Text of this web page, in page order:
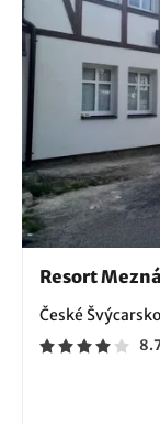
Resort
České Švýcarsko